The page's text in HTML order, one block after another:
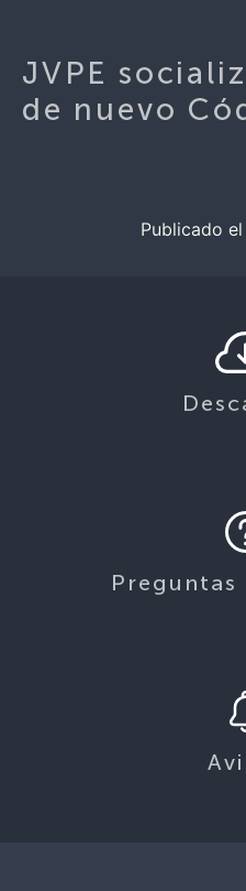
JVPE
de nuevo
Publicado
Preguntas